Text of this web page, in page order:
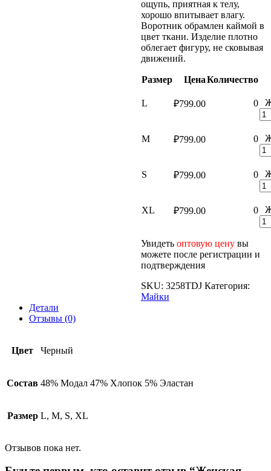
ощупь, приятная к телу,
хорошо впитывает влагу.
Воротник обрамлен каймой в
цвет ткани. Изделие плотно
облегает фигуру, не сковывая
движений.
Размер ЦенаКоличество
L ₽799.00 0
M ₽799.00 0
S ₽799.00 0
XL ₽799.00 0
Увидеть оптовую ценувы
можете после регистрации и
подтверждения
SKU: 3258TDJ Категория:
Майки
Детали
Отзывы (0)
Цвет Черный
Состав 48% Модал 47% Хлопок 5% Эластан
Размер L, M, S, XL
Отзывов пока нет.